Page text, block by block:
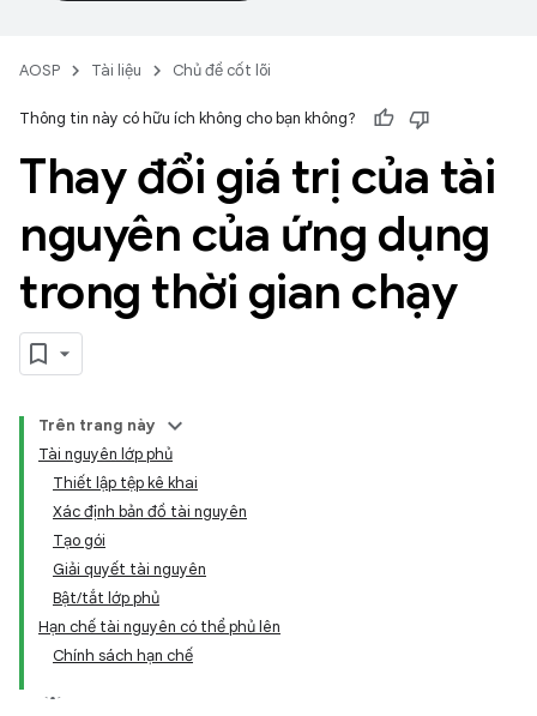
AOSP Tài liệu Chủ đề cốt lõi
Thông tin này có hữu ích không cho bạn không?
Thay đổi giá trị của tài
nguyên của ứng dụng
trong thời gian chạy
Trên trang này
Tài nguyên lớp phủ
Thiết lập tệp kê khai
Xác định bản đồ tài nguyên
Tạo gói
Giải quyết tài nguyên
Bật/tắt lớp phủ
Hạn chế tài nguyên có thể phủ lên
Chính sách hạn chế